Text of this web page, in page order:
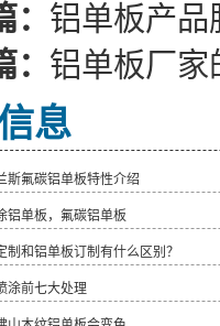
铝单板产品
铝单板厂家
息
斯氟碳铝单板特性介绍
铝单板，氟碳铝单板
制和铝单板订制有什么区别？
涂前七大处理